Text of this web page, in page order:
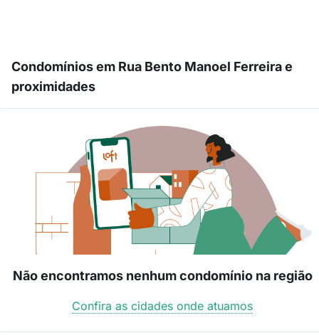
Condomínios em Rua Bento Manoel Ferreira e
proximidades
Não encontramos nenhum condomínio na região
Confira as cidades onde atuamos